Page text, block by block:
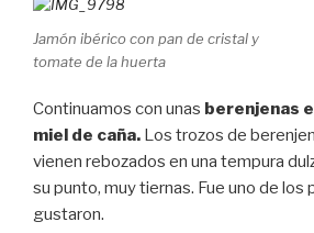
Jamón ibérico con pan de cristal y
tomate de la huerta
Continuamos con unas berenjenas
miel de caña. Los trozos de
vienen rebozados en una tempura
su punto, muy tiernas. Fue uno de los
gustaron.